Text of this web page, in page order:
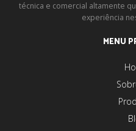
técnica e comercial altamente
experiência
MENU